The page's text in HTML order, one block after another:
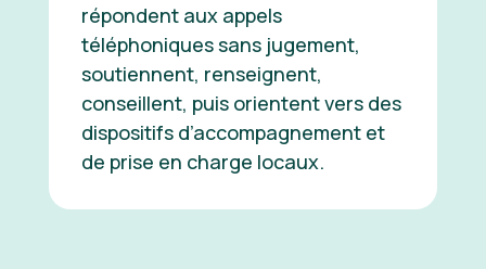
répondent aux appels
téléphoniques sans jugement,
soutiennent, renseignent,
conseillent, puis orientent vers des
dispositifs d’accompagnement et
de prise en charge locaux.